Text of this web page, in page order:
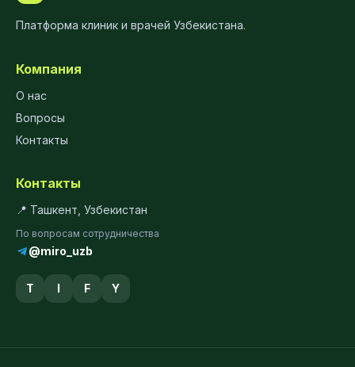
Платформа клиник и врачей Узбекистана.
Компания
О нас
Вопросы
Контакты
Контакты
📍 Ташкент, Узбекистан
По вопросам сотрудничества
@miro_uzb
T I F Y